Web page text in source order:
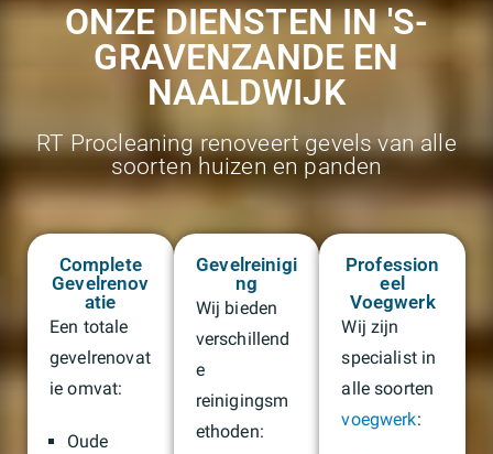
ONZE DIENSTEN IN 'S-
GRAVENZANDE EN
NAALDWIJK
RT Procleaning renoveert gevels van alle
soorten huizen en panden
Complete
Gevelrenov
atie
Een totale
gevelrenovat
ie omvat:
Oude
Gevelreinigi
ng
Wij bieden
verschillend
e
reinigingsm
ethoden:
Profession
eel
Voegwerk
Wij zijn
specialist in
alle soorten
voegwerk: